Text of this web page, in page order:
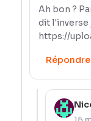
Ah bon ?
dit
https://
Répondre